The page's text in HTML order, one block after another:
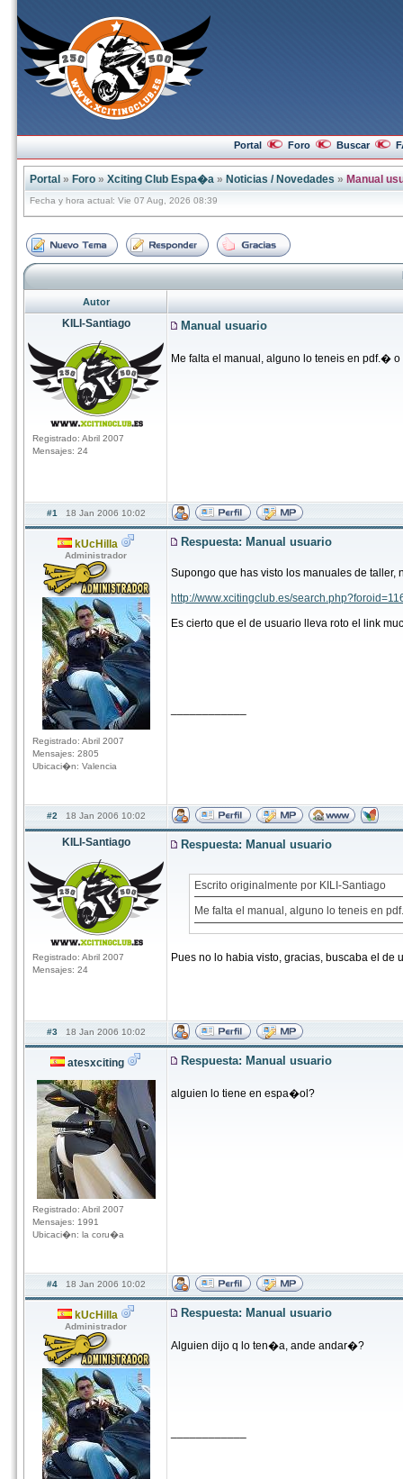
Portal Foro Buscar
Portal » Foro » Xciting Club Espa�a » Noticias / Novedades » Manual
Fecha y hora actual: Vie 07 Aug, 2026 08:39
Autor
KILI-Santiago
Registrado: Abril 2007
Mensajes: 24
Manual usuario
Me falta el manual, alguno lo teneis en pdf.�
#1 18 Jan 2006 10:02
kUcHilla
Administrador
Registrado: Abril 2007
Mensajes: 2805
Ubicaci�n: Valencia
Respuesta: Manual usuario
Supongo que has visto los manuales de taller,
http://www.xcitingclub.es/
Es cierto que el de usuario lleva roto el link
#2 18 Jan 2006 10:02
KILI-Santiago
Registrado: Abril 2007
Mensajes: 24
Respuesta: Manual usuario
Escrito originalmente por KILI-Santiago
Me falta el manual, alguno lo teneis en
Pues no lo habia visto, gracias, buscaba el de
#3 18 Jan 2006 10:02
atesxciting
Registrado: Abril 2007
Mensajes: 1991
Ubicaci�n: la coru�a
Respuesta: Manual usuario
alguien lo tiene en espa�ol?
#4 18 Jan 2006 10:02
kUcHilla
Administrador
Respuesta: Manual usuario
Alguien dijo q lo ten�a, ande andar�?